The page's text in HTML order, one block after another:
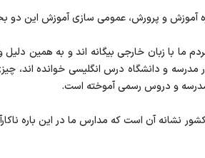
آموزش و پرورش، عمومی سازی آموزش این
ما با زبان خارجی بیگانه اند و به همین دلیل
و دانشگاه درس انگلیسی خوانده اند،
مدرسه و دروس رسمی آموخته است.
نشانه آن است که مدارس ما در این باره